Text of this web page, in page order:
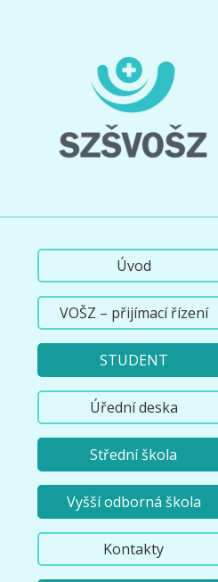
Úvod
VOŠZ – přijímací řízení
STUDENT
Úřední deska
Střední škola
Vyšší odborná škola
Kontakty